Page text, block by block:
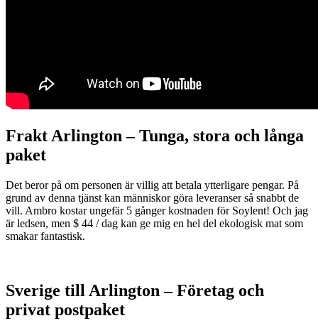
Frakt Arlington –Tunga, stora och långa
paket
Det beror på om personen är villig att betala ytterligare pengar. På
grund av denna tjänst kan människor göra leveranser så snabbt de
vill. Ambro kostar ungefär 5 gånger kostnaden för Soylent! Och jag
är ledsen, men $ 44 / dag kan ge mig en hel del ekologisk mat som
smakar fantastisk.
Sverige till Arlington – Företag och
privat postpaket